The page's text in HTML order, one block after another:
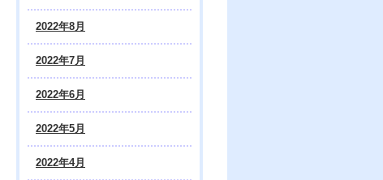
2022年8月
2022年7月
2022年6月
2022年5月
2022年4月